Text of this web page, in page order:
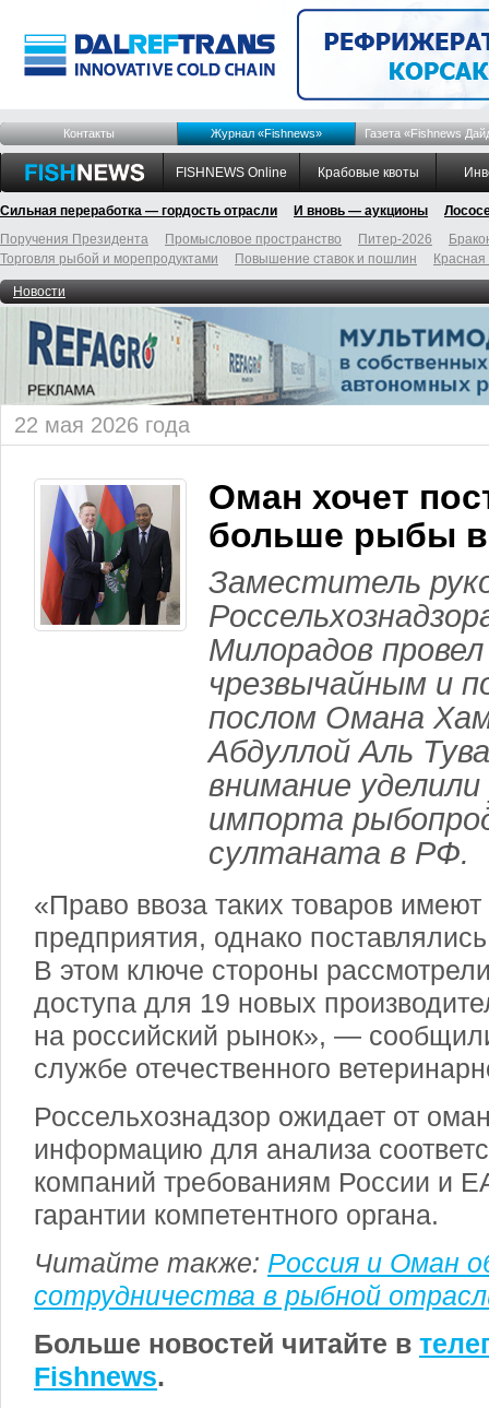
Контакты Журнал «Fishnews» Газета «Fishnews
FISHNEWS Online Крабовые квоты
Сильная переработка — гордость отрасли И вновь — аукционы
Поручения Президента
Промысловое пространство Питер-2026
Торговля рыбой и морепродуктами
Повышение ставок и пошлин
Новости
22 мая 2026 года
Оман хочет
больше рыбы
Заместитель
Милорадов
чрезвычайным и
послом Омана
Абдуллой Аль
внимание
импорта
султаната в РФ.
«Право ввоза таких товаров
предприятия, однако
В этом ключе стороны
доступа для 19 новых
на российский рынок», —
службе отечественного
Россельхознадзор ожидает от
информацию для анализа
компаний требованиям России и
гарантии компетентного органа.
Читайте также: Россия и Оман
сотрудничества в рыбной
Больше новостей читайте в
Fishnews.